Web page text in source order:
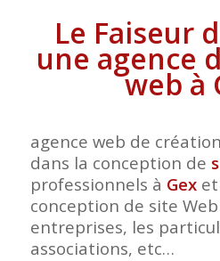
Le Faiseur
une agence
web à
agence web de
dans la conception de
professionnels à Gexet
conception de site
entreprises, les
associations, etc…